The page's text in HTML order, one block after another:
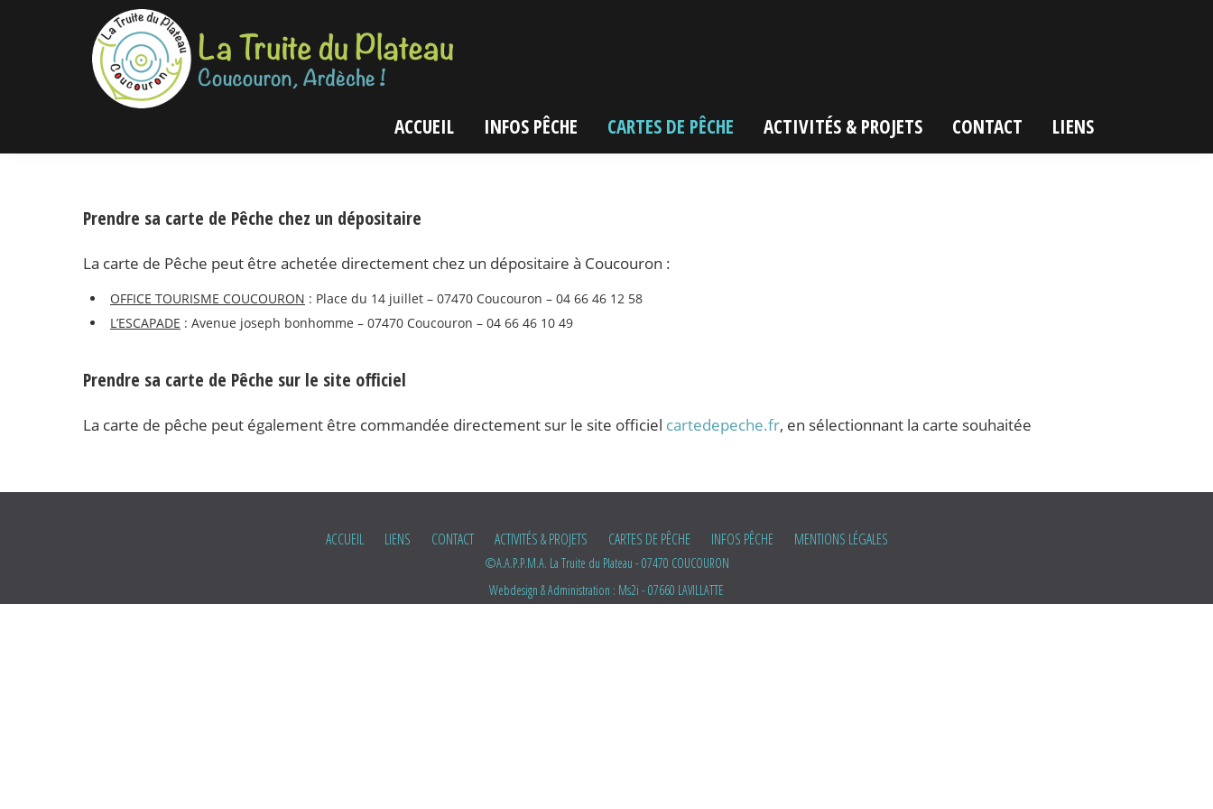
du
ACCUEIL INFOS PÊCHE CARTES DE PÊCHE ACTIVITÉS & PROJETS CONTACT LIENS
Prendre sa carte de Pêche chez un dépositaire
La carte de Pêche peut être achetée directement chez un dépositaire à Coucouron :
OFFICE TOURISME COUCOURON : Place du 14 juillet – 07470 Coucouron – 04 66 46 12 58
L’ESCAPADE : Avenue joseph bonhomme – 07470 Coucouron – 04 66 46 10 49
Prendre sa carte de Pêche sur le site officiel
La carte de pêche peut également être commandée directement sur le site officiel cartedepeche.fr, en sélectionnant la carte souhaitée
ACCUEIL LIENS CONTACT ACTIVITÉS & PROJETS CARTES DE PÊCHE INFOS PÊCHE MENTIONS LÉGALES
©A.A.P.P.M.A. La Truite du Plateau - 07470 COUCOURON
Webdesign & Administration : Ms2i - 07660 LAVILLATTE